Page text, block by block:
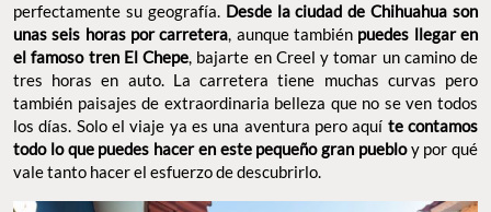
perfectamente su geografía.Desde la ciudad de Chihuahua son
unas seis horas por carretera, aunque también puedes llegar en
el famoso tren El Chepe, bajarte en Creel y tomar un camino de
tres horas en auto. La carretera tiene muchas curvas pero
también paisajes de extraordinaria belleza que no se ven todos
los días. Solo el viaje ya es una aventura pero aquí te contamos
todo lo que puedes hacer en este pequeño gran puebloy por qué
vale tanto hacer el esfuerzo de descubrirlo.